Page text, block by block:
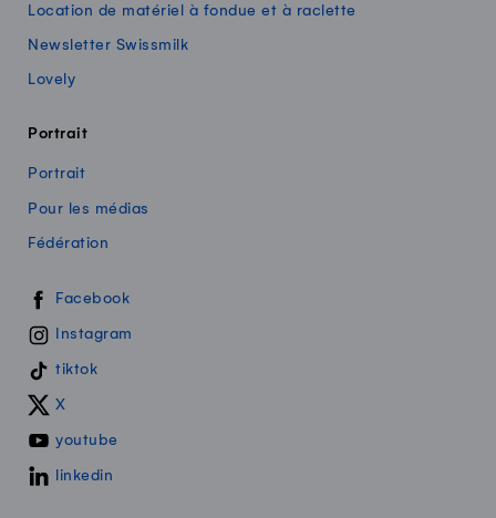
Location de matériel à fondue et à raclette
Newsletter Swissmilk
Lovely
Portrait
Portrait
Pour les médias
Fédération
Swissmilk sur les réseaux sociaux
Facebook
Instagram
tiktok
X
youtube
linkedin